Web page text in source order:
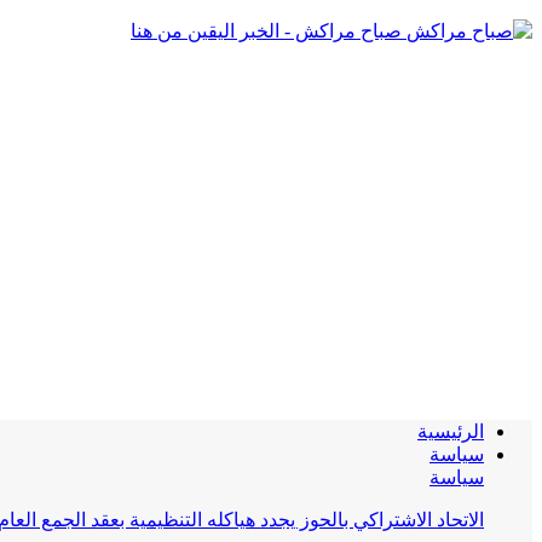
صباح مراكش - الخبر اليقين من هنا
الرئيسية
سياسة
سياسة
الاتحاد الاشتراكي بالحوز يجدد هياكله التنظيمية بعقد الجمع